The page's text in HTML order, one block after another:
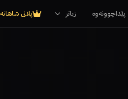
پێداچوونەوە زیاتر پلانی شاهانە